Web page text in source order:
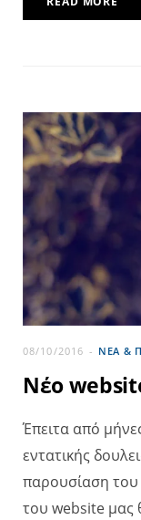
ΝΕΑ &
08/10/2016
Νέο
Έπειτα από
εντατικής
παρουσίαση
του website μας